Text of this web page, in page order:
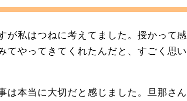
が私はつねに考えてました。授かって感
てやってきてくれたんだと、すごく思い
は本当に大切だと感じました。旦那さん